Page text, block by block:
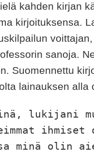
kahden kirjan
kirjoituksensa.
sanoja.
Suomennettu
lainauksen alla
lukijani
ihmiset
minä olin